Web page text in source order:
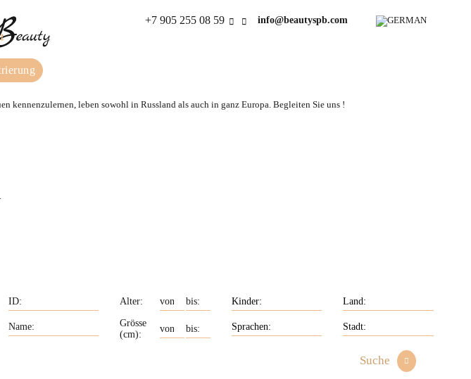
+7 905 255 08 59 info@beautyspb.com
kennenzulernen, leben sowohl in Russland als auch in ganz Europa. Begleiten Sie uns !
Alter:
Grösse
(cm):
Suche